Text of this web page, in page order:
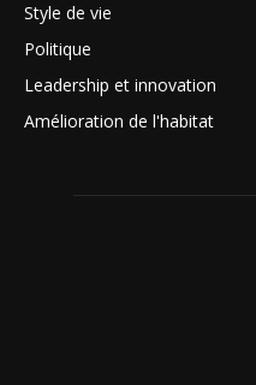
Style de vie
Politique
Leadership et innovation
Amélioration de l'habitat